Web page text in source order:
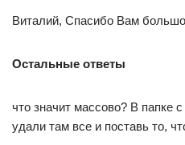
Виталий, Спасибо Вам
Остальные ответы
что значит массово? В папке
удали там все и поставь то,